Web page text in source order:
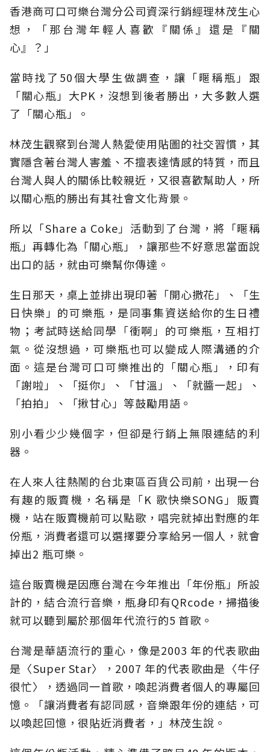
香港商可口可樂台灣分公司資深行銷經理林茂生心
想，「那台灣年輕人喜歡『關係』還是『關
心』？」
當時找了50個大學生做調查，讓「暱稱瓶」跟
「關心瓶」大PK，沒想到後者勝出，大多數人選
了「關心瓶」。
林茂生觀察到台灣人熱愛使用貼圖的社交習慣，其
實隱含著台灣人害羞、不擅表達情感的特質，而且
台灣人與人的關係比較親近，又很喜歡幫助人，所
以關心瓶的勝出有其社會文化背景。
所以「Share a Coke」活動到了台灣，將「暱稱
瓶」再轉化為「關心瓶」，讓那些不好意思當面說
出口的話，就由可樂幫你傳達。
生日那天，桌上並排出現印著「開心撒花」、「生
日快樂」的可樂瓶，是同事集資送給你的生日禮
物；考試時送給同學「衝啊」的可樂瓶，互相打
氣。從沒想過，可樂瓶也可以變成人際溝通的介
面。這是台灣可口可樂推出的「關心瓶」，印有
「謝啦」、「挺你」、「甘溫」、「就醬一起」、
「拍拍」、「揪甘心」等鼓勵用語。
別小看少少幾個字，但卻是行銷上無限連結的利
器。
在人來人往熱鬧的台北東區百貨公司前，出現一台
有趣的販賣機，名稱是「K 歌快樂SONG」販賣
機，站在販賣機前可以點歌，唱完就掉出對應的年
份瓶，消費者還可以選擇要分享給另一個人，就會
掉出2 瓶可樂。
這台販賣機是因應台灣在今年推出「年份瓶」所設
計的，結合流行音樂，瓶身印有QRcode，掃描後
就可以聽到屬於那個年代流行的5 首歌。
台灣是華語流行的重心，像是2003 年的代表歌曲
是〈Super Star〉，2007 年的代表歌曲是〈牛仔
很忙〉，透過同一首歌，喚起消費者個人的專屬回
憶。「讓消費者有認同感，音樂跟年份的連結，可
以喚起回憶，很貼近消費者，」林茂生說。